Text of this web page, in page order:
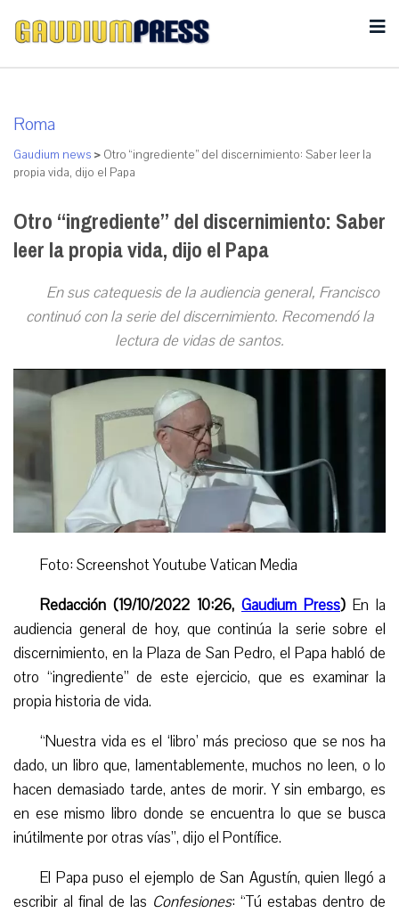
Roma
Gaudium news > Otro “ingrediente” del discernimiento: Saber leer la
propia vida, dijo el Papa
Otro “ingrediente” del discernimiento: Saber
leer la propia vida, dijo el Papa
En sus catequesis de la audiencia general, Francisco
continuó con la serie del discernimiento. Recomendó la
lectura de vidas de santos.
Foto: Screenshot Youtube Vatican Media
Redacción (19/10/2022 10:26, Gaudium Press) En la
audiencia general de hoy, que continúa la serie sobre el
discernimiento, en la Plaza de San Pedro, el Papa habló de
otro “ingrediente” de este ejercicio, que es examinar la
propia historia de vida.
“Nuestra vida es el ‘libro’ más precioso que se nos ha
dado, un libro que, lamentablemente, muchos no leen, o lo
hacen demasiado tarde, antes de morir. Y sin embargo, es
en ese mismo libro donde se encuentra lo que se busca
inútilmente por otras vías”, dijo el Pontífice.
El Papa puso el ejemplo de San Agustín, quien llegó a
escribir al final de las Confesiones: “Tú estabas dentro de